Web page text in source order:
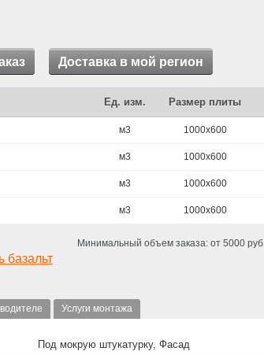
Доставка в мой регион
Ед. изм. Размер плиты
м3 1000х600
м3 1000х600
м3 1000х600
м3 1000х600
Минимальный объем заказа: от 5000 руб
базальт
Услуги монтажа
Под мокрую штукатурку, Фасад